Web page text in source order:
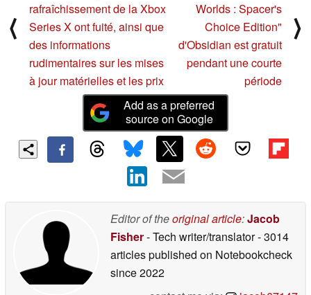
⟨
rafraîchissement de la Xbox
Series X ont fuité, ainsi que
des informations
rudimentaires sur les mises
à jour matérielles et les prix
Worlds : Spacer's
Choice Edition"
d'Obsidian est gratuit
pendant une courte
période
⟩
Add as a preferred
source on Google
Editor of theoriginal article:Jacob
Fisher- Tech writer/translator- 3014
articles published on Notebookcheck
since 2022